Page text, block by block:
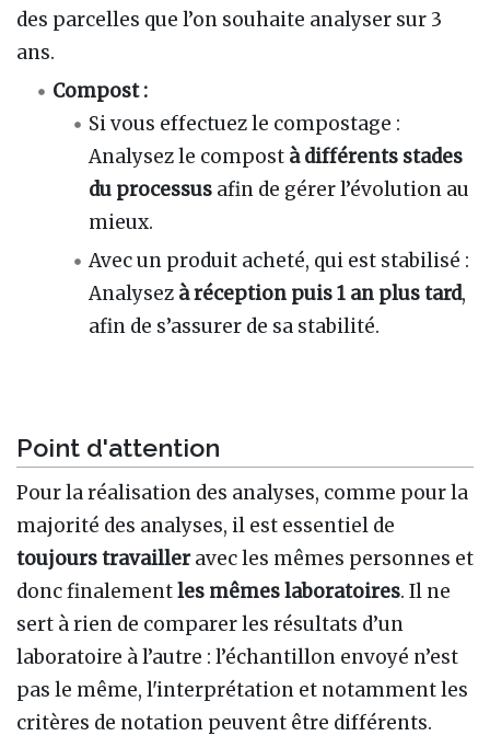
des parcelles que l’on souhaite analyser sur 3
ans.
Compost :
Si vous effectuez le compostage :
Analysez le compost à différents stades
du processus afin de gérer l’évolution au
mieux.
Avec un produit acheté, qui est stabilisé :
Analysez à réception puis 1 an plus tard,
afin de s’assurer de sa stabilité.
Point d'attention
Pour la réalisation des analyses, comme pour la
majorité des analyses, il est essentiel de
toujours travailleravec les mêmes personnes et
donc finalementles mêmes laboratoires. Il ne
sert à rien de comparer les résultats d’un
laboratoire à l’autre : l’échantillon envoyé n’est
pas le même, l'interprétation et notamment les
critères de notation peuvent être différents.